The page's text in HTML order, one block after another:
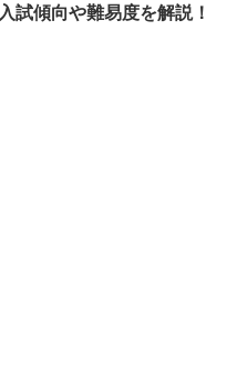
入試傾向や難易度を解説！